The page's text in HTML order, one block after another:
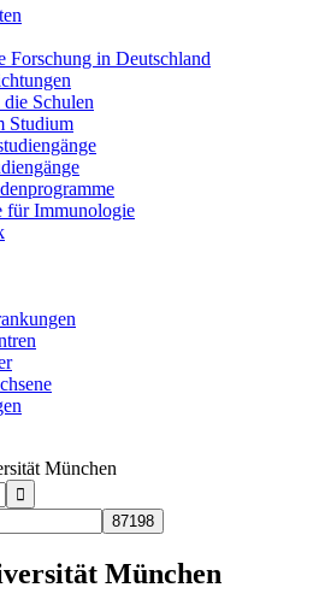
Forschung in Deutschland
Schulen
Studium
für Immunologie
München
München